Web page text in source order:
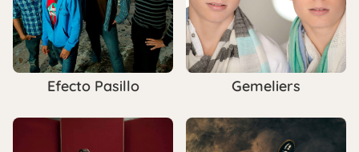
Efecto Pasillo Gemeliers